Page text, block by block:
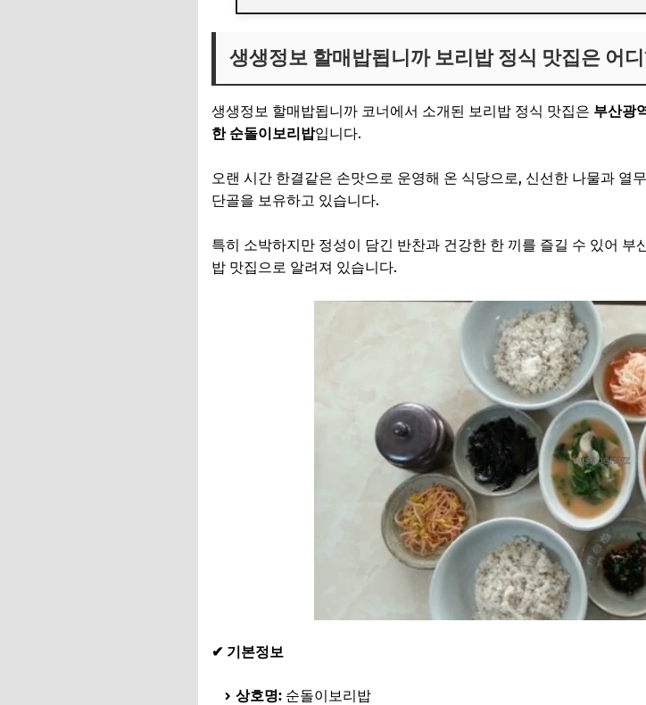
생생정보 할매밥됩니까 보리밥 정식 맛집은 어
생생정보 할매밥됩니까 코너에서 소개된 보리밥 정식 맛집은 부산광
한 순돌이보리밥입니다.
오랜 시간 한결같은 손맛으로 운영해 온 식당으로, 신선한 나물과 열
단골을 보유하고 있습니다.
특히 소박하지만 정성이 담긴 반찬과 건강한 한 끼를 즐길 수 있어
밥 맛집으로 알려져 있습니다.
✔ 기본정보
상호명: 순돌이보리밥